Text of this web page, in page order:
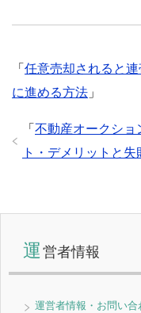
「 任意売却されると
に進める方法 」
「 不動産オークショ
ト・デメリットと失
運 営者情報
運営者情報・お問い合